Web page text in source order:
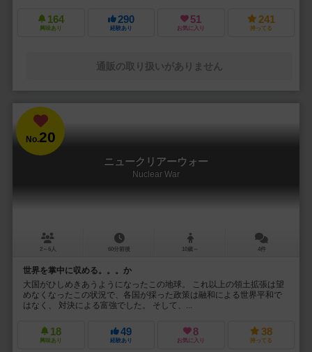
164
興味あり
290
経験あり
51
お気に入り
241
持ってる
通販の取り扱いがありません
No.20
ニュークリアーウォー
Nuclear War
2～6人 60分前後 10歳～ 4件
世界を掌中に収める。。。か
大国がひしめきあうようになったこの地球。 これ以上の領土拡張は望
めなくなったこの状況で、各国が採った政策は融和による世界平和で
はなく、 対決による富強でした。 そして、...
18
興味あり
49
経験あり
8
お気に入り
38
持ってる